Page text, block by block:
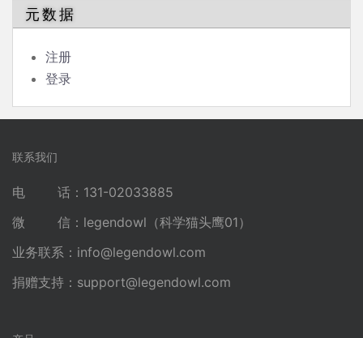
元数据
注册
登录
联系我们
电 话：131-02033885
微 信：legendowl（科学猫头鹰01）
业务联系： info@legendowl.com
捐赠支持： support@legendowl.com